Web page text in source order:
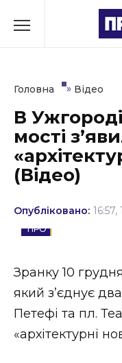
до
Культура
Освіта
Політика
Спорт
Стиль життя
Головна » Відео
В
мості
(Відео)
Опубліковано: 16:57,
Зранку 10
який з’єднує
Петефі та пл.
«архітектурні